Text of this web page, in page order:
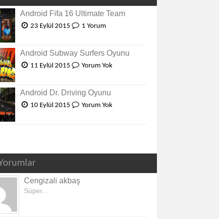
Android Fifa 16 Ultimate Team
23 Eylül 2015 1 Yorum
Android Subway Surfers Oyunu
11 Eylül 2015 Yorum Yok
Android Dr. Driving Oyunu
10 Eylül 2015 Yorum Yok
Cengizali akbaş
Süper...